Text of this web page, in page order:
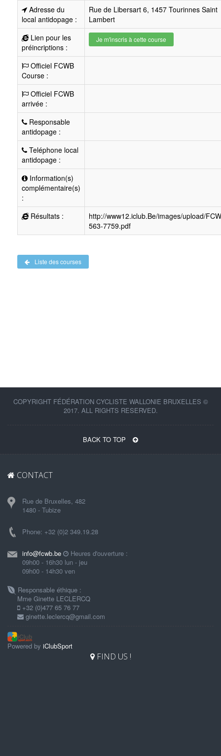
Adresse du
local antidopage :
Rue de Libersart 6, 1457 Tourinnes Saint
Lambert
Lien pour les
préincriptions :
Je m'inscris à cette course
Officiel FCWB
Course :
Officiel FCWB
arrivée :
Responsable
antidopage :
Teléphone local
antidopage :
Information(s)
complémentaire(s)
:
Résultats :
http://www12.iclub.Be/images/upload/
563-7759.pdf
Liste des courses
COPYRIGHT FÉDÉRATION CYCLISTE WALLONIE BRUXELLES ©
2017. ALL RIGHTS RESERVED.
BACK TO TOP
CONTACT
Rue de Bruxelles, 482
1480 - Tubize
Phone: +32 (0)2 349.19.28
info@fcwb.be
Heures d'ouverture :
09h00 - 16h30 lun - jeu
09h00 - 14h30 ven
Responsable éthique :
Mme Ginette LECLERCQ
+32 (0)477 65 76 77
ginette.leclercq@gmail.com
Powered by iClubSport
FIND US !